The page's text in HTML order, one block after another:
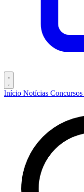
Início Notícias Concursos